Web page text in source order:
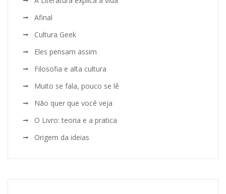
Afinal
Cultura Geek
Eles pensam assim
Filosofia e alta cultura
Muito se fala, pouco se lê
Não quer que você veja
O Livro: teoria e a pratica
Origem da ideias